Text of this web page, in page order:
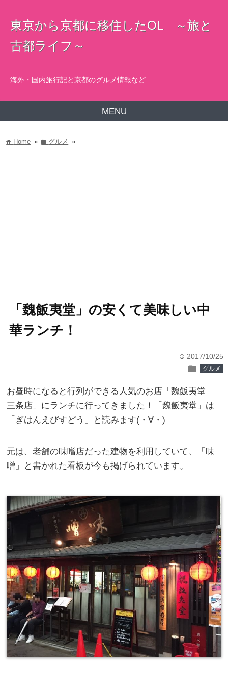
東京から京都に移住したOL ～旅と
古都ライフ～
海外・国内旅行記と京都のグルメ情報など
MENU
home Home » folder グルメ »
「魏飯夷堂」の安くて美味しい中
華ランチ！
time 2017/10/25
folder グルメ
お昼時になると行列ができる人気のお店「魏飯夷堂
三条店」にランチに行ってきました！「魏飯夷堂」は
「ぎはんえびすどう」と読みます(・∀・)
元は、老舗の味噌店だった建物を利用していて、「味
噌」と書かれた看板が今も掲げられています。